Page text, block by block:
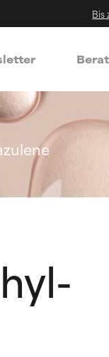
Bis